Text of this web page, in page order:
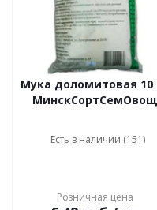
Мука доломитовая 10
МинскСортСемОвощ
Есть в наличии (151)
Розничная цена